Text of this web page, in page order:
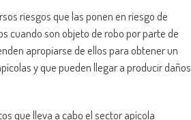
riesgos que las ponen en riesgo de
cuando son objeto de robo por parte de
apropiarse de ellos para obtener un
y que pueden llegar a producir daños
que lleva a cabo el sector apícola